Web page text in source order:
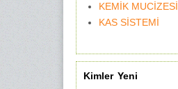
KEMİK MUCİZESİ
KAS SİSTEMİ
Kimler Yeni